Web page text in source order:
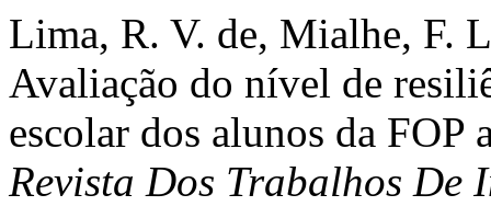
Lima, R. V. de, Mialhe, F.
Avaliação do nível de
escolar dos alunos da FOP
Revista Dos Trabalhos